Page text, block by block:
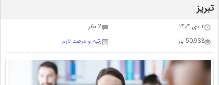
تبریز
۲ دی ۱۴۰۴
2 نظر
50,933 بار
رتبه و درصد لازم